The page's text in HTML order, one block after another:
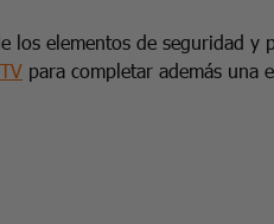
los elementos de seguridad y
para completar además una